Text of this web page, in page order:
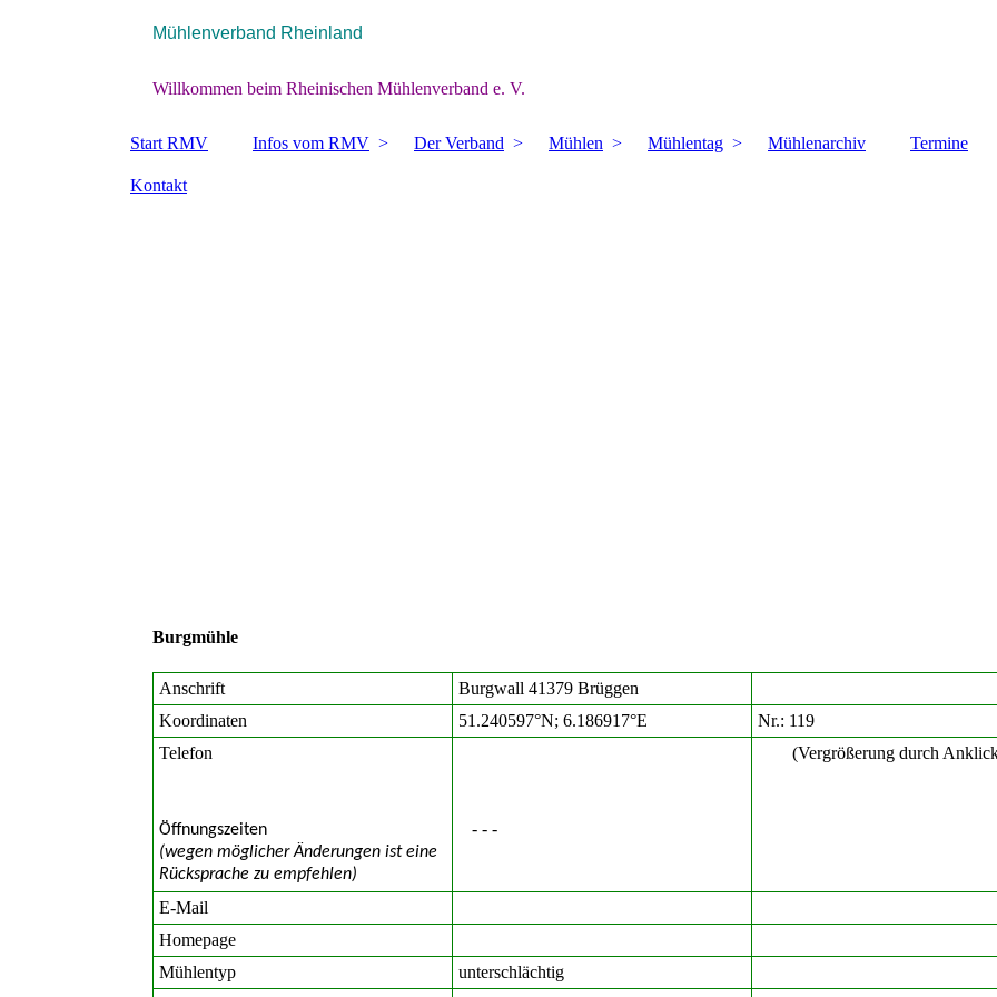
Mühlenverband Rheinland
Willkommen beim Rheinischen Mühlenverband e. V.
Start RMV Infos vom RMV Der Verband Mühlen Mühlentag Mühlenarchiv Termine
Kontakt
Burgmühle
Anschrift
Burgwall 41379 Brüggen
Koordinaten
51.240597°N; 6.186917°E
Nr.: 119
Telefon
Öffnungszeiten
(wegen möglicher Änderungen ist eine
Rücksprache zu empfehlen)
- - -
(Vergrößerung durch
E-Mail
Homepage
Mühlentyp
unterschlächtig